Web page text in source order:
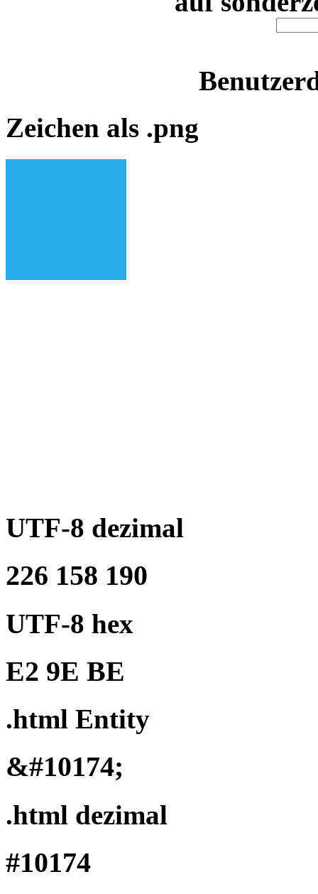
Zeichen als .png
UTF-8 dezimal
226 158 190
UTF-8 hex
E2 9E BE
.html Entity
&#10174;
.html dezimal
#10174